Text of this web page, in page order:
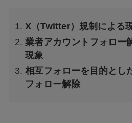
X（Twitter）規制による
業者アカウントフォロー
現象
相互フォローを目的とし
フォロー解除